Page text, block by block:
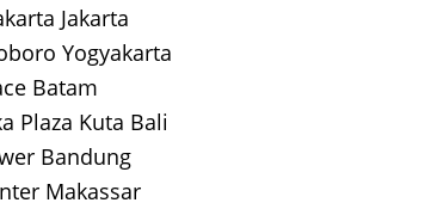
Jakarta
Yogyakarta
Batam
Plaza Kuta Bali
Bandung
Makassar